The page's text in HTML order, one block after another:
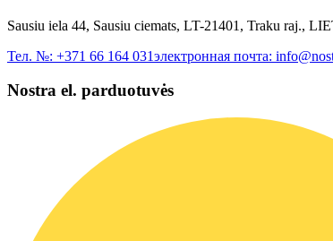
Sausiu iela 44, Sausiu ciemats, LT-21401, Traku raj.,
Тел. №: +371 66 164 031электронная почта:
Nostra el. parduotuvės